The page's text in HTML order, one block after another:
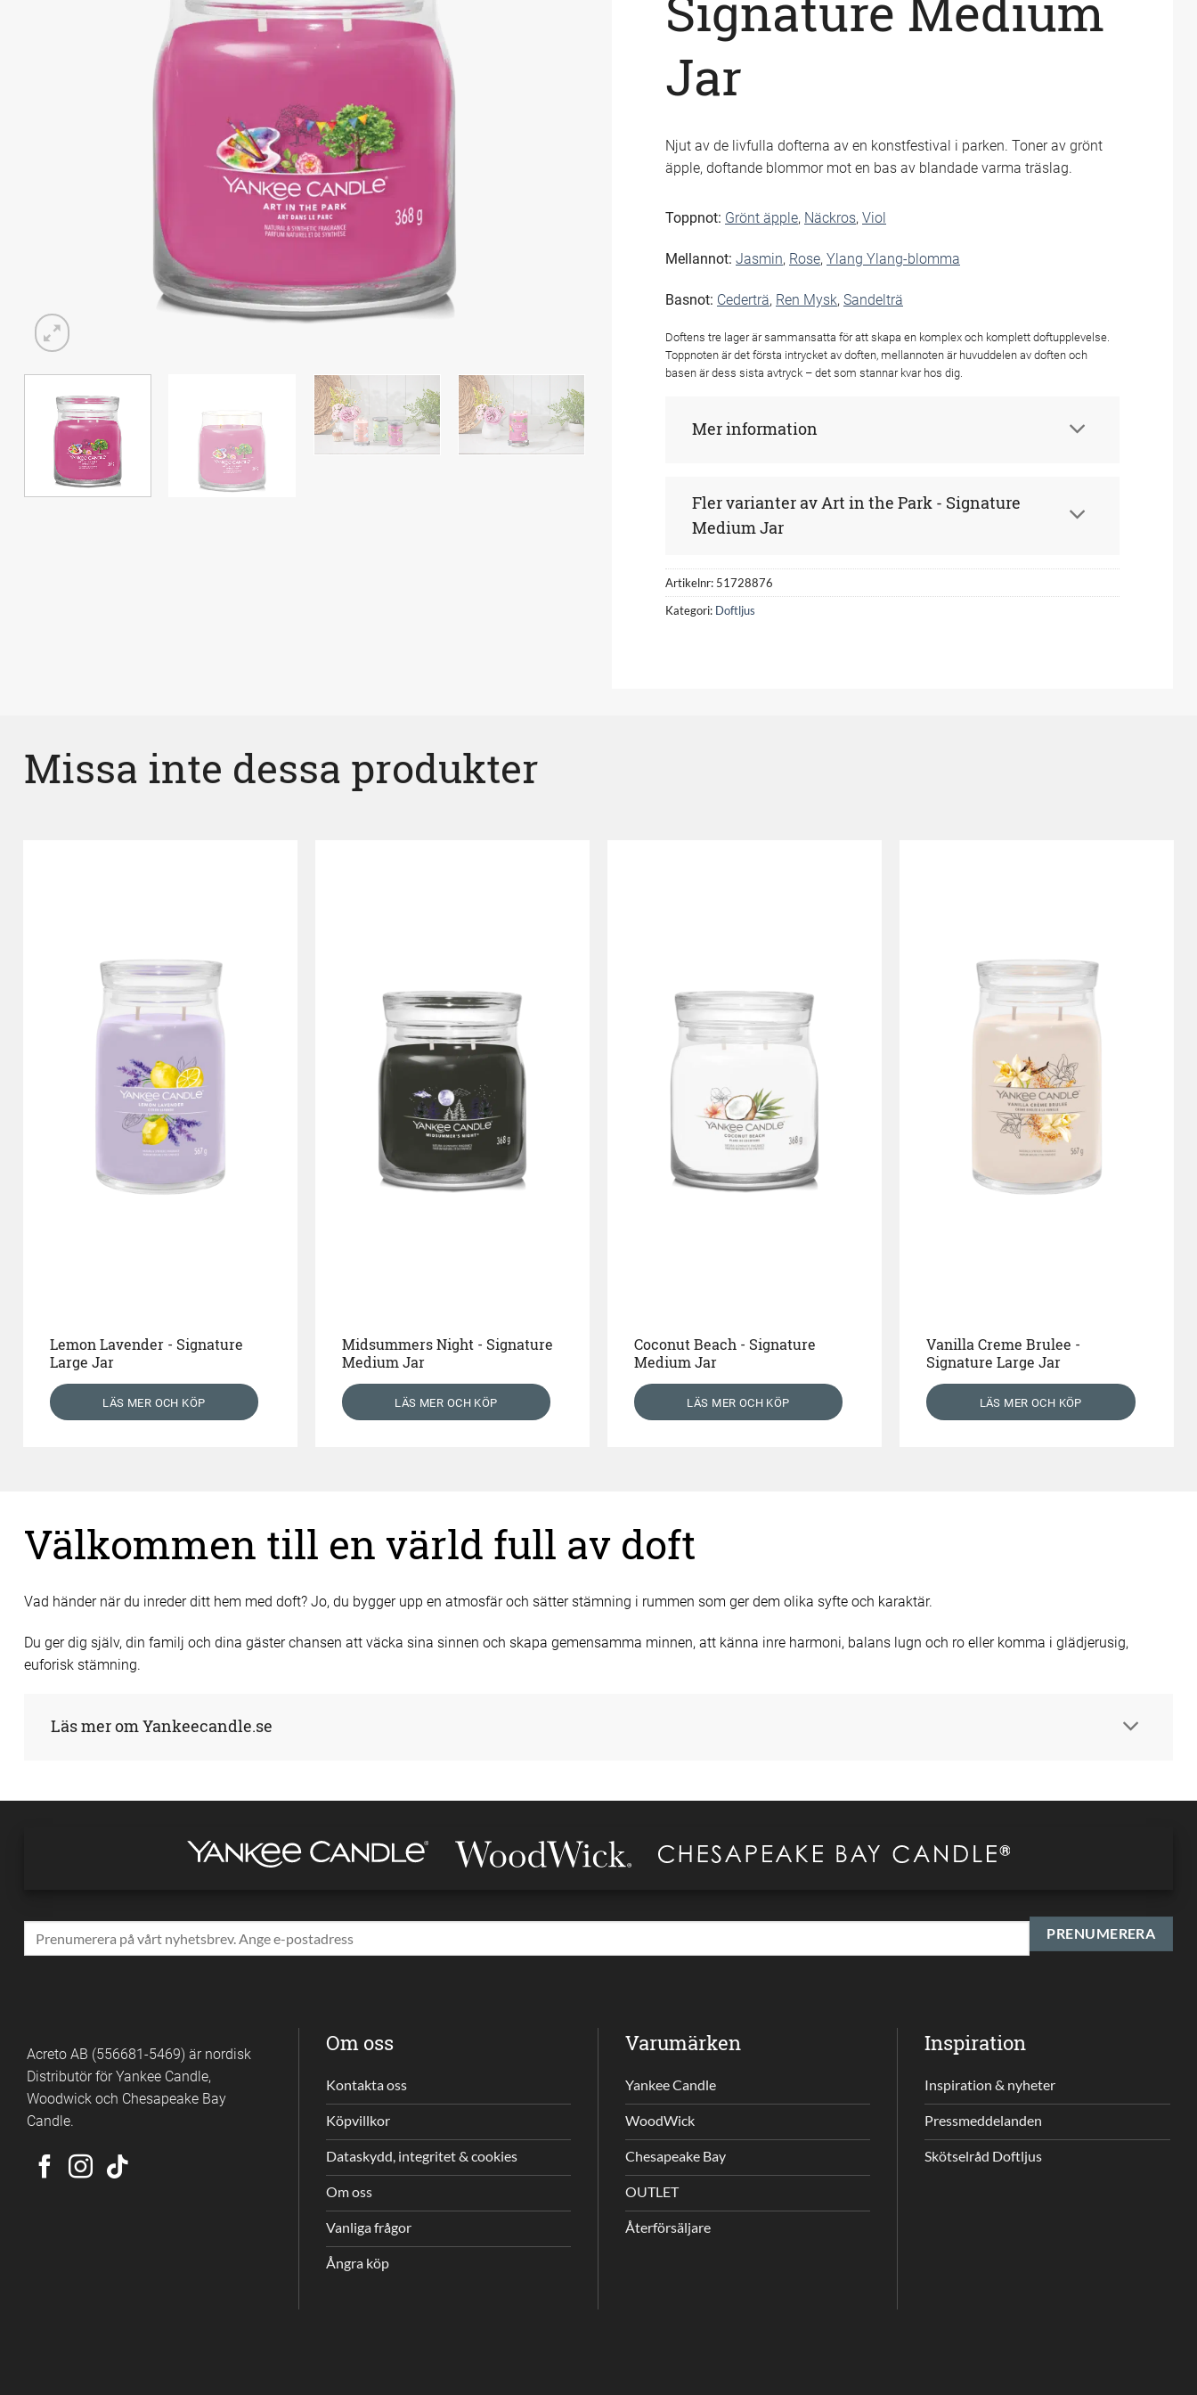
Jar
Njut av de livfulla dofterna av en konstfestival i parken. Toner av grönt
äpple, doftande blommor mot en bas av blandade varma träslag.
Toppnot: Grönt äpple, Näckros, Viol
Mellannot: Jasmin, Rose, Ylang Ylang-blomma
Basnot: Cederträ, Ren Mysk, Sandelträ
Doftens tre lager är sammansatta för att skapa en komplex och komplett doftupplevelse.
Toppnoten är det första intrycket av doften, mellannoten är huvuddelen av doften och
basen är dess sista avtryck – det som stannar kvar hos dig.
Mer information
Fler varianter av Art in the Park - Signature
Medium Jar
Artikelnr: 51728876
Kategori: Doftljus
Missa inte dessa produkter
Lemon Lavender - Signature
Large Jar
LÄS MER OCH KÖP
Midsummers Night - Signature
Medium Jar
LÄS MER OCH KÖP
Coconut Beach - Signature
Medium Jar
LÄS MER OCH KÖP
Vanilla Creme Brulee -
Signature Large Jar
LÄS MER OCH KÖP
Välkommen till en värld full av doft
Vad händer när du inreder ditt hem med doft? Jo, du bygger upp en atmosfär och sätter stämning i rummen som ger dem olika syfte och karaktär.
Du ger dig själv, din familj och dina gäster chansen att väcka sina sinnen och skapa gemensamma minnen, att känna inre harmoni, balans lugn och ro eller komma i glädjerusig,
euforisk stämning.
Läs mer om Yankeecandle.se
Acreto AB (556681-5469) är nordisk
Distributör för Yankee Candle,
Woodwick och Chesapeake Bay
Candle.
Om oss
Kontakta oss
Köpvillkor
Dataskydd, integritet & cookies
Om oss
Vanliga frågor
Ångra köp
Varumärken
Yankee Candle
WoodWick
Chesapeake Bay
OUTLET
Återförsäljare
Inspiration
Inspiration & nyheter
Pressmeddelanden
Skötselråd Doftljus